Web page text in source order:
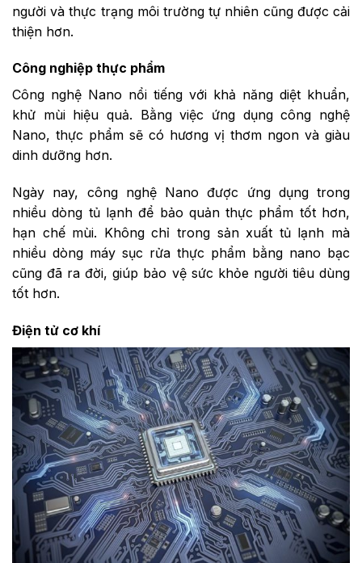
người và thực trạng môi trường tự nhiên cũng được cải
thiện hơn.
Công nghiệp thực phẩm
Công nghệ Nano nổi tiếng với khả năng diệt khuẩn,
khử mùi hiệu quả. Bằng việc ứng dụng công nghệ
Nano, thực phẩm sẽ có hương vị thơm ngon và giàu
dinh dưỡng hơn.
Ngày nay, công nghệ Nano được ứng dụng trong
nhiều dòng tủ lạnh để bảo quản thực phẩm tốt hơn,
hạn chế mùi. Không chỉ trong sản xuất tủ lạnh mà
nhiều dòng máy sục rửa thực phẩm bằng nano bạc
cũng đã ra đời, giúp bảo vệ sức khỏe người tiêu dùng
tốt hơn.
Điện tử cơ khí